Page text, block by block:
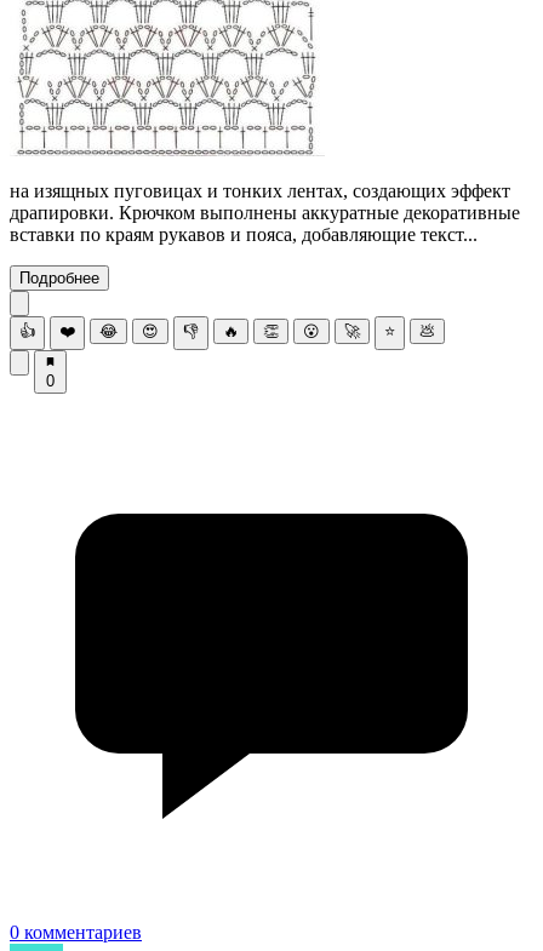
на изящных пуговицах и тонких лентах, создающих эффект
драпировки. Крючком выполнены аккуратные декоративные
вставки по краям рукавов и пояса, добавляющие текст...
Подробнее
👍 ❤️ 😂 😍 👎 🔥 👏 😮 🚀 ⭐ 💩
0
0 комментариев